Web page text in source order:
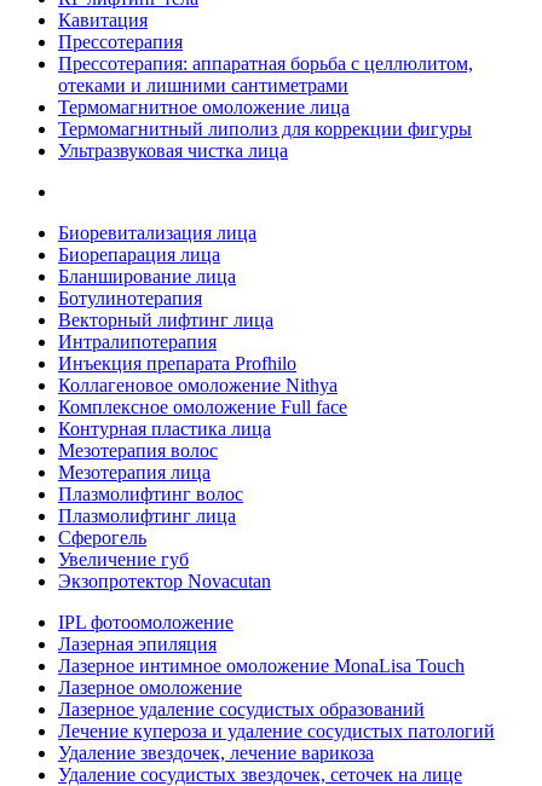
Кавитация
Прессотерапия
Прессотерапия: аппаратная борьба с целлюлитом,
отеками и лишними сантиметрами
Термомагнитное омоложение лица
Термомагнитный липолиз для коррекции фигуры
Ультразвуковая чистка лица
Биоревитализация лица
Биорепарация лица
Бланширование лица
Ботулинотерапия
Векторный лифтинг лица
Интралипотерапия
Инъекция препарата Profhilo
Коллагеновое омоложение Nithya
Комплексное омоложение Full face
Контурная пластика лица
Мезотерапия волос
Мезотерапия лица
Плазмолифтинг волос
Плазмолифтинг лица
Сферогель
Увеличение губ
Экзопротектор Novacutan
IPL фотоомоложение
Лазерная эпиляция
Лазерное интимное омоложение MonaLisa Touch
Лазерное омоложение
Лазерное удаление сосудистых образований
Лечение купероза и удаление сосудистых патологий
Удаление звездочек, лечение варикоза
Удаление сосудистых звездочек, сеточек на лице